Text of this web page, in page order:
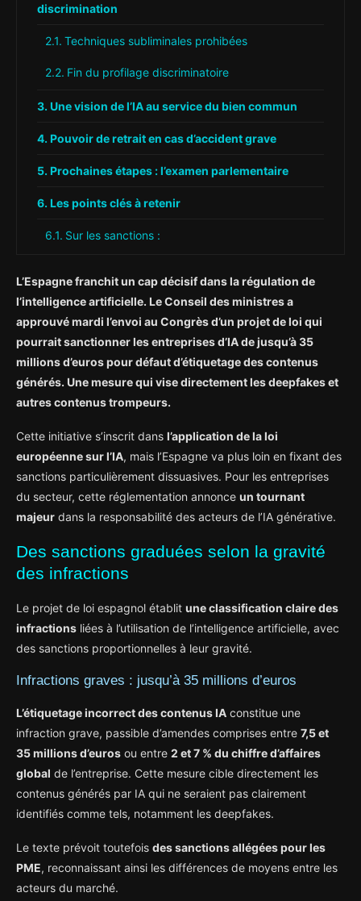
discrimination
Techniques subliminales prohibées
Fin du profilage discriminatoire
Une vision de l’IA au service du bien commun
Pouvoir de retrait en cas d’accident grave
Prochaines étapes : l’examen parlementaire
Les points clés à retenir
Sur les sanctions :
Sur la philosophie :
L’Espagne franchit un cap décisif dans la régulation de
l’intelligence artificielle. Le Conseil des ministres a
approuvé mardi l’envoi au Congrès d’un projet de loi qui
pourrait sanctionner les entreprises d’IA de jusqu’à 35
millions d’euros pour défaut d’étiquetage des contenus
générés. Une mesure qui vise directement les deepfakes et
autres contenus trompeurs.
Cette initiative s’inscrit dans l’application de la loi
européenne sur l’IA, mais l’Espagne va plus loin en fixant des
sanctions particulièrement dissuasives. Pour les entreprises
du secteur, cette réglementation annonce un tournant
majeur dans la responsabilité des acteurs de l’IA générative.
Des sanctions graduées selon la gravité
des infractions
Le projet de loi espagnol établit une classification claire des
infractions liées à l’utilisation de l’intelligence artificielle, avec
des sanctions proportionnelles à leur gravité.
Infractions graves : jusqu’à 35 millions d’euros
L’étiquetage incorrect des contenus IA constitue une
infraction grave, passible d’amendes comprises entre 7,5 et
35 millions d’euros ou entre 2 et 7 % du chiffre d’affaires
global de l’entreprise. Cette mesure cible directement les
contenus générés par IA qui ne seraient pas clairement
identifiés comme tels, notamment les deepfakes.
Le texte prévoit toutefois des sanctions allégées pour les
PME, reconnaissant ainsi les différences de moyens entre les
acteurs du marché.